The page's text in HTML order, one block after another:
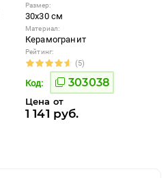
Размер:
30x30 см
Материал:
Керамогранит
Рейтинг:
(5)
Код: 303038
Цена от
1 141 руб.